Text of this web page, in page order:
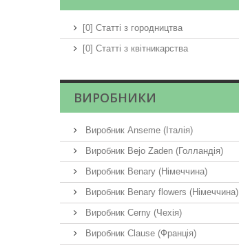
[0] Статті з городництва
[0] Статті з квітникарства
ВИРОБНИКИ
Виробник Anseme (Італія)
Виробник Bejo Zaden (Голландія)
Виробник Benary (Німеччина)
Виробник Benary flowers (Німеччина)
Виробник Cerny (Чехія)
Виробник Clause (Франція)